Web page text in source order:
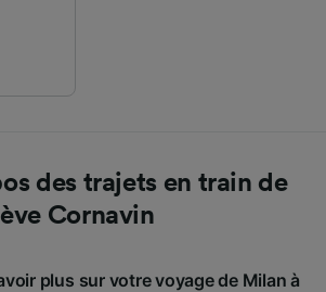
des trajets en train de
Cornavin
plus sur votre voyage de Milan à